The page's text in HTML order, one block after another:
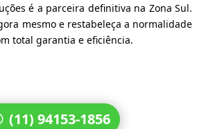
é a parceira definitiva na Zona Sul.
mesmo e restabeleça a normalidade
total garantia e eficiência.
(11) 94153-1856